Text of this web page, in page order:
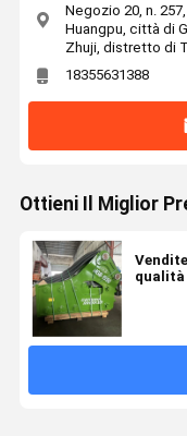
Negozio 20, n.
Huangpu, città di
Zhuji, distretto di
18355631388
Ottieni Il Miglior